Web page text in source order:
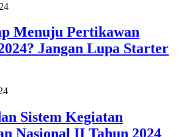
Menuju Pertikawan
Jangan Lupa Starter
Sistem Kegiatan
Nasional II Tahun 2024